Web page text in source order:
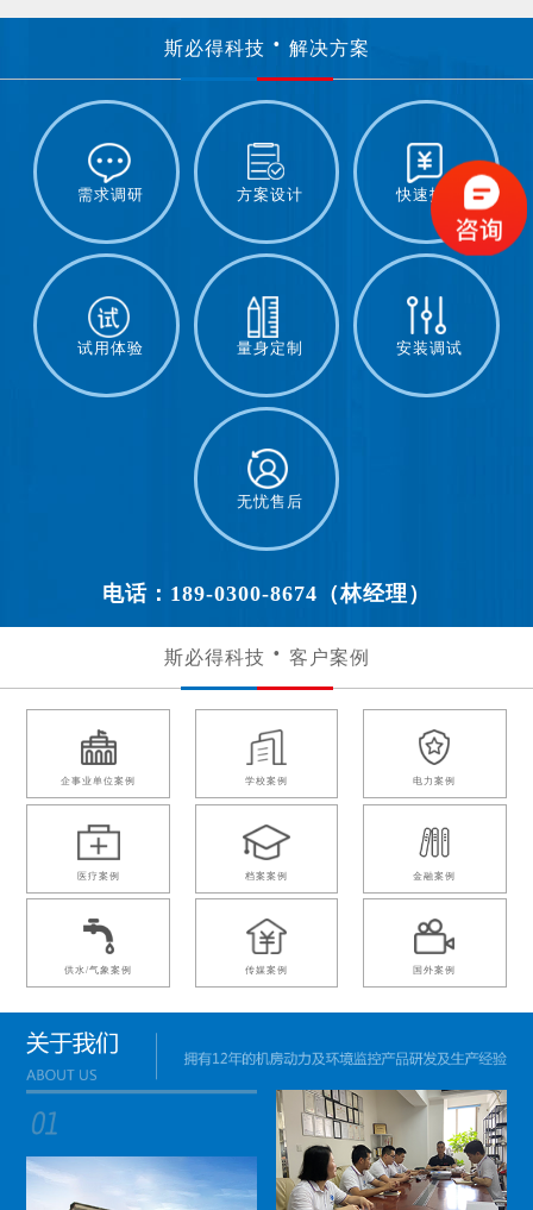
斯必得科技 解决方案
需求调研 方案设计 快速报价
试用体验 量身定制 安装调试
无忧售后
电话：189-0300-8674（林经理）
斯必得科技 客户案例
企事业单位案例 学校案例 电力案例
医疗案例 档案案例 金融案例
供水/气象案例 传媒案例 国外案例